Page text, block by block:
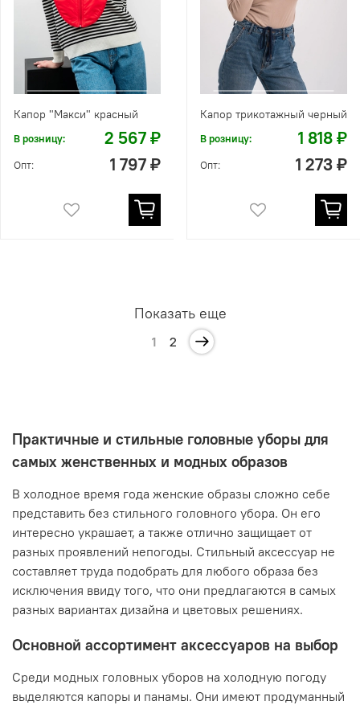
Капор "Макси" красный
В розницу: 2 567 ₽
Опт: 1 797 ₽
Капор трикотажный черный
В розницу: 1 818 ₽
Опт: 1 273 ₽
Показать еще
1 2
Практичные и стильные головные уборы для
самых женственных и модных образов
В холодное время года женские образы сложно себе
представить без стильного головного убора. Он его
интересно украшает, а также отлично защищает от
разных проявлений непогоды. Стильный аксессуар не
составляет труда подобрать для любого образа без
исключения ввиду того, что они предлагаются в самых
разных вариантах дизайна и цветовых решениях.
Основной ассортимент аксессуаров на выбор
Среди модных головных уборов на холодную погоду
выделяются капоры и панамы. Они имеют продуманный